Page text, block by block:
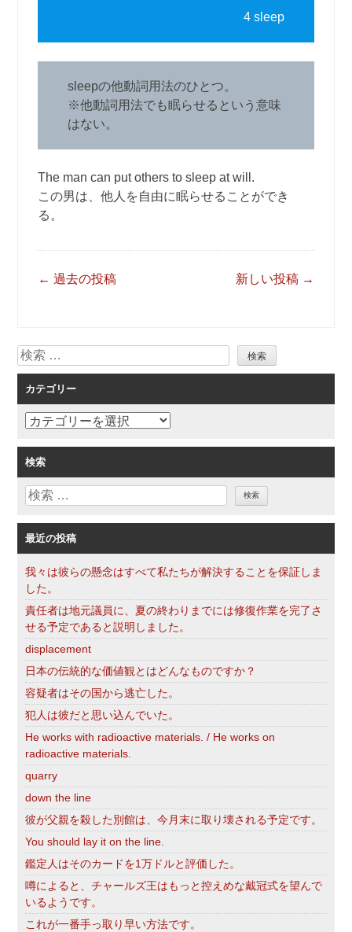
4 sleep
sleepの他動詞用法のひとつ。
※他動詞用法でも眠らせるという意味
はない。
The man can put others to sleep at will.
この男は、他人を自由に眠らせることができ
る。
投
ゲ
ー
シ
ョ
ン
← 過去の投稿 新しい投稿 →
検
索
カテゴリー
カ
ゴ
リ
ー
検索
検
最近の投稿
我々は彼らの懸念はすべて私たちが解決することを保証しま
した。
責任者は地元議員に、夏の終わりまでには修復作業を完了さ
せる予定であると説明しました。
displacement
日本の伝統的な価値観とはどんなものですか？
容疑者はその国から逃亡した。
犯人は彼だと思い込んでいた。
He works with radioactive materials. / He works on
radioactive materials.
quarry
down the line
彼が父親を殺した別館は、今月末に取り壊される予定です。
You should lay it on the line.
鑑定人はそのカードを1万ドルと評価した。
噂によると、チャールズ王はもっと控えめな戴冠式を望んで
いるようです。
これが一番手っ取り早い方法です。